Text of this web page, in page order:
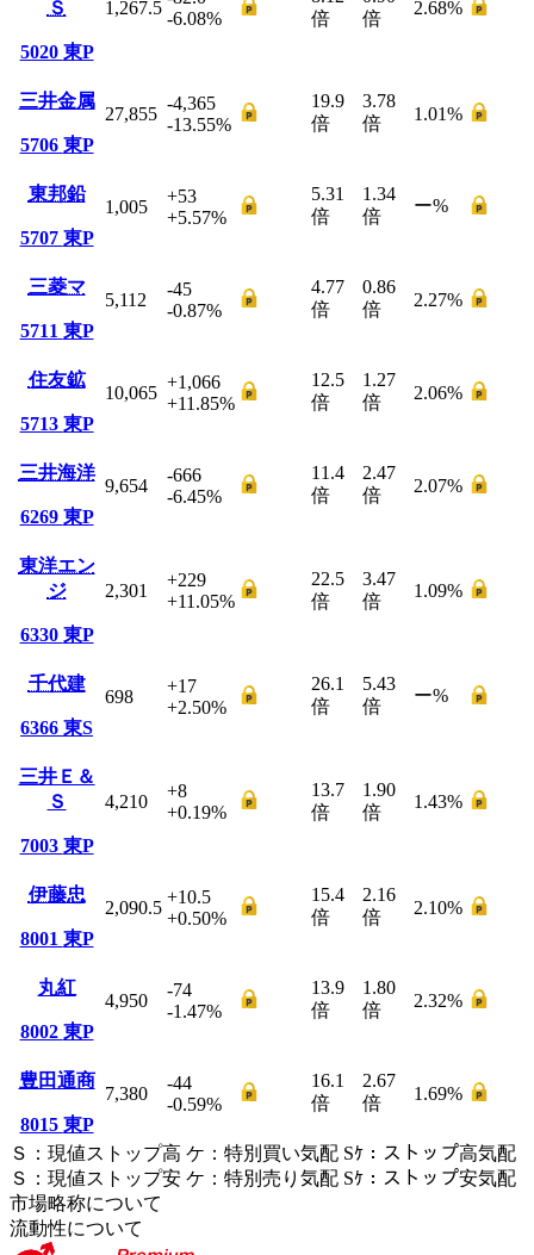
Ｓ
5020 東P
1,267.5
-6.08%
倍
倍
2.68%
三井金属
5706 東P
27,855
-4,365
-13.55%
19.9
倍
3.78
倍
1.01%
東邦鉛
5707 東P
1,005
+53
+5.57%
5.31
倍
1.34
倍
ー%
三菱マ
5711 東P
5,112
-45
-0.87%
4.77
倍
0.86
倍
2.27%
住友鉱
5713 東P
10,065
+1,066
+11.85%
12.5
倍
1.27
倍
2.06%
三井海洋
6269 東P
9,654
-666
-6.45%
11.4
倍
2.47
倍
2.07%
東洋エン
ジ
6330 東P
2,301
+229
+11.05%
22.5
倍
3.47
倍
1.09%
千代建
6366 東S
698
+17
+2.50%
26.1
倍
5.43
倍
ー%
三井Ｅ＆
Ｓ
7003 東P
4,210
+8
+0.19%
13.7
倍
1.90
倍
1.43%
伊藤忠
8001 東P
2,090.5
+10.5
+0.50%
15.4
倍
2.16
倍
2.10%
丸紅
8002 東P
4,950
-74
-1.47%
13.9
倍
1.80
倍
2.32%
豊田通商
8015 東P
7,380
-44
-0.59%
16.1
倍
2.67
倍
1.69%
Ｓ ： 現値ストップ高 ケ ： 特別買い気配 Sｹ ： ストップ高気配
Ｓ ： 現値ストップ安 ケ ： 特別売 り 気配 Sｹ ： ストップ安気配
市場略称について
流動性について